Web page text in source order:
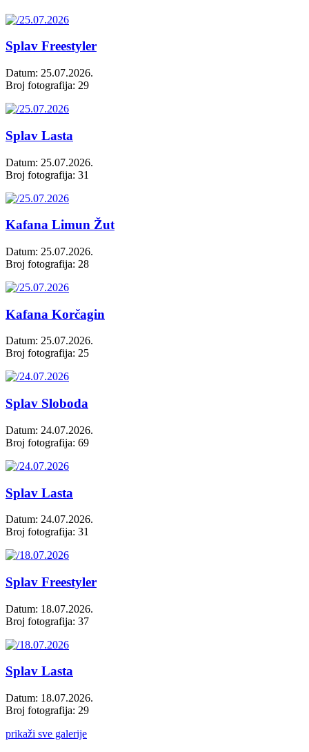
Splav Freestyler
Datum: 25.07.2026.
Broj fotografija: 29
Splav Lasta
Datum: 25.07.2026.
Broj fotografija: 31
Kafana Limun Žut
Datum: 25.07.2026.
Broj fotografija: 28
Kafana Korčagin
Datum: 25.07.2026.
Broj fotografija: 25
Splav Sloboda
Datum: 24.07.2026.
Broj fotografija: 69
Splav Lasta
Datum: 24.07.2026.
Broj fotografija: 31
Splav Freestyler
Datum: 18.07.2026.
Broj fotografija: 37
Splav Lasta
Datum: 18.07.2026.
Broj fotografija: 29
prikaži sve galerije